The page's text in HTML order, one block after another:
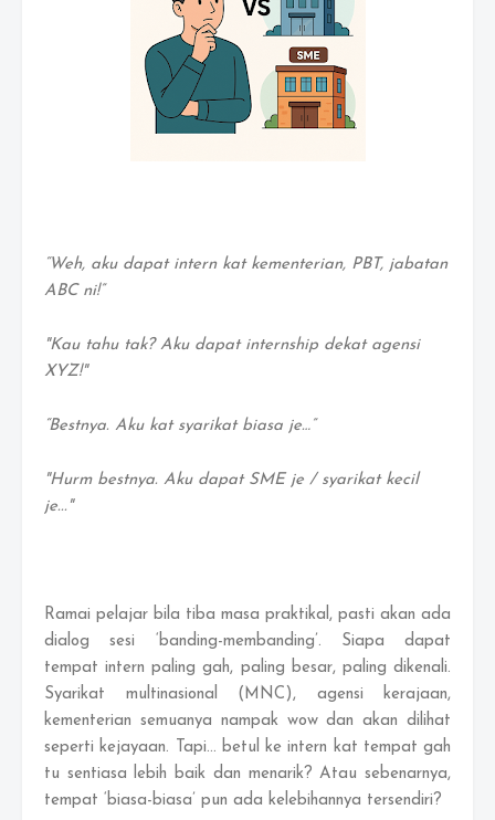
“Weh, aku dapat intern kat kementerian, PBT, jabatan
ABC ni!”
"Kau tahu tak? Aku dapat internship dekat agensi
XYZ!"
“Bestnya. Aku kat syarikat biasa je…”
"Hurm bestnya. Aku dapat SME je / syarikat kecil
je..."
Ramai pelajar bila tiba masa praktikal, pasti akan ada
dialog sesi ‘banding-membanding’. Siapa dapat
tempat intern paling gah, paling besar, paling dikenali.
Syarikat multinasional (MNC), agensi kerajaan,
kementerian semuanya nampak wow dan akan dilihat
seperti kejayaan. Tapi… betul ke intern kat tempat gah
tu sentiasa lebih baik dan menarik? Atau sebenarnya,
tempat ‘biasa-biasa’ pun ada kelebihannya tersendiri?